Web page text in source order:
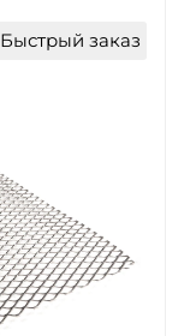
Быстрый заказ